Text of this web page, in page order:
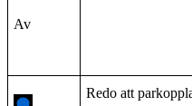
Av
Redo att